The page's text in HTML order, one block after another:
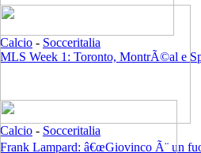
Calcio - Socceritalia
MLS Week 1: Toronto, MontrÃ©al e
Calcio - Socceritalia
Frank Lampard: â€œGiovinco Ã¨ un